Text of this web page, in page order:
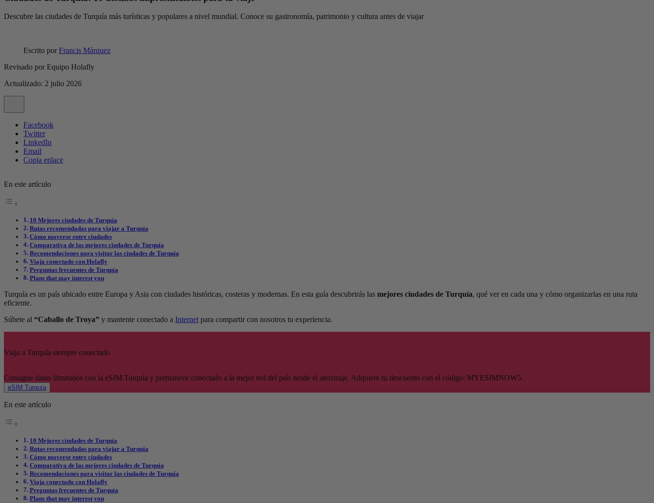
Descubre las ciudades de Turquía más turísticas y populares a nivel mundial. Conoce su gastronomía, patrimonio y cultura antes de viajar
Escrito por Francis Márquez
Revisado por Equipo Holafly
Actualizado: 2 julio 2026
Facebook
Twitter
LinkedIn
Email
Copia enlace
En este artículo
10 Mejores ciudades de Turquía
Rutas recomendadas para viajar a Turquía
Cómo moverse entre ciudades
Comparativa de las mejores ciudades de Turquía
Recomendaciones para visitar las ciudades de Turquía
Viaja conectado con Holafly
Preguntas frecuentes de Turquía
Plans that may interest you
Turquía es un país ubicado entre Europa y Asia con ciudades históricas, costeras y modernas. En esta guía descubrirás las mejores ciudades de Turquía, qué ver en cada una y cómo organizarlas en una ruta
eficiente.
Súbete al “Caballo de Troya” y mantente conectado a Internet para compartir con nosotros tu experiencia.
Viaja a Turquía siempre conectado
Consigue datos ilimitados con la eSIM Turquía y permanece conectado a la mejor red del país desde el aterrizaje. Adquiere tu descuento con el código: MYESIMNOW5.
eSIM Turquía
En este artículo
10 Mejores ciudades de Turquía
Rutas recomendadas para viajar a Turquía
Cómo moverse entre ciudades
Comparativa de las mejores ciudades de Turquía
Recomendaciones para visitar las ciudades de Turquía
Viaja conectado con Holafly
Preguntas frecuentes de Turquía
Plans that may interest you